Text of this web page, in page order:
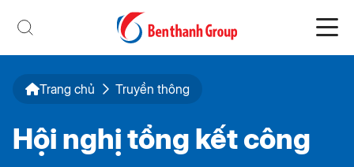
Trang chủ Truyền thông
Hội nghị tổng kết công